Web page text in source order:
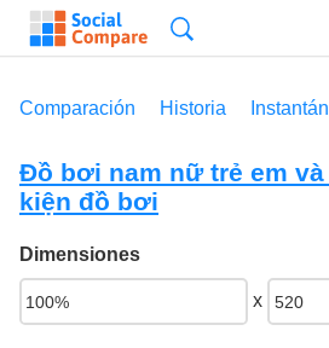
Comparación Historia
Đồ bơi nam nữ trẻ em
kiện đồ bơi
Dimensiones
x